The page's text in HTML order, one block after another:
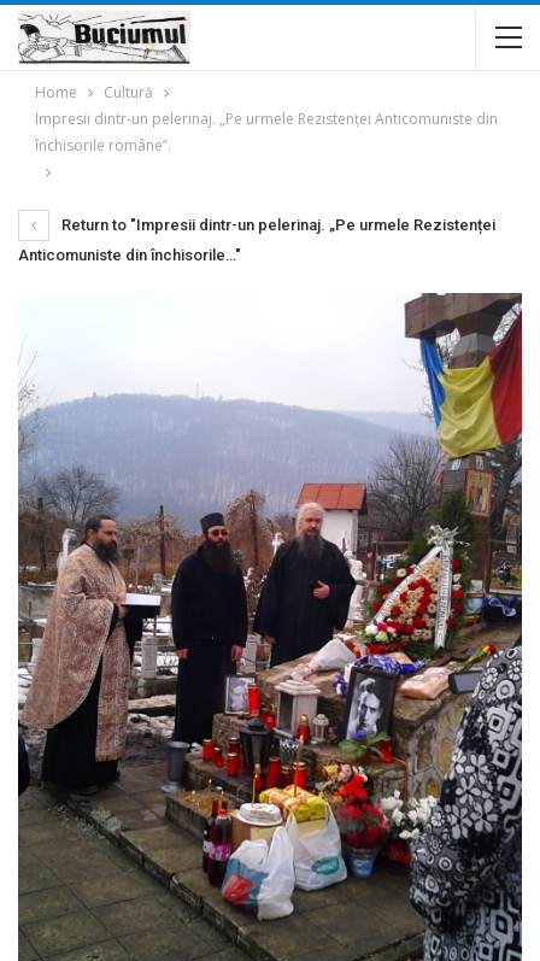
Home
Cultură
Impresii dintr-un pelerinaj. „Pe urmele Rezistenței Anticomuniste din
închisorile române”.
Return to "Impresii dintr-un pelerinaj. „Pe urmele Rezistenței
Anticomuniste din închisorile…"